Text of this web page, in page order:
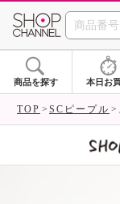
商品を探す 本日お
TOP SCピープル